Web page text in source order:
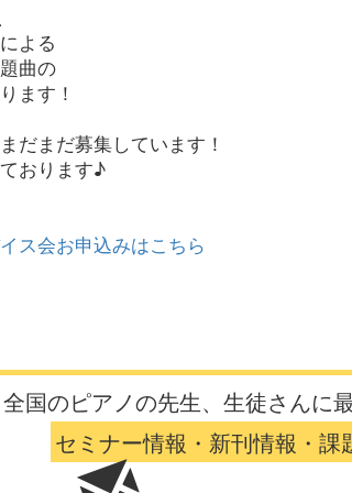
よる
曲の
ます！
だまだ募集しています！
おります♪
ス会お申込みはこちら
全国のピアノの先生、生徒さんに
セミナー情報・新刊情報・課